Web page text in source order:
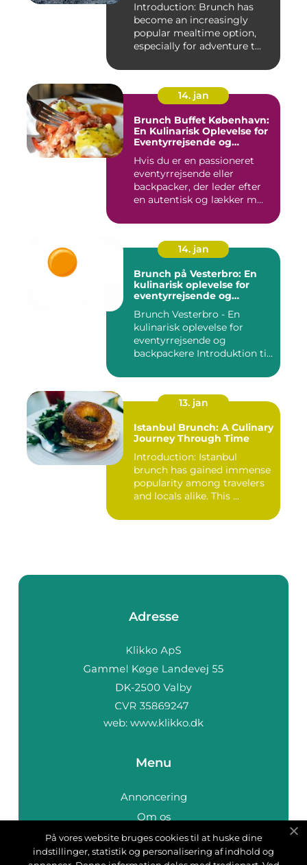
Introduction: Brunch has
become an increasingly
popular mealtime option,
especially for adventure t...
14. jan
Brunch Buffet København:
En Kulinarisk Oplevelse for
Eventyrrejsende og
Hvis du er en passioneret
eventyrrejsende eller
backpacker, der leder efter
en autentisk og lækker m...
14. jan
Brunch på Vesterbro: En
kulinarisk oplevelse for
eventyrrejsende og
Brunch Vesterbro - En
kulinarisk oplevelse for
eventyrrejsende og
backpackere Introduktion til
13. jan
Istanbul Brunch: A Culinary
Journey Through Time
Introduction: Istanbul
brunch has gained immense
popularity among travelers
and locals alike. This ...
Adresse
web: www.klikko.dk
Menu
Annoncering
Om os
Cookies
Kontakt os
På vores website bruges cookies til at huske dine
indstillinger, statistik og personalisering af indhold og